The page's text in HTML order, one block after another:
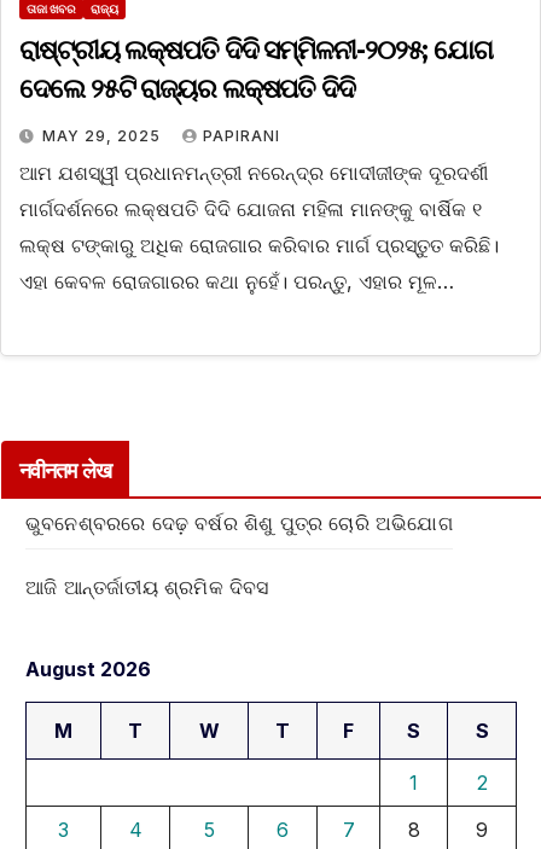
ତାଜା ଖବର ରାଜ୍ୟ
ରାଷ୍ଟ୍ରୀୟ ଲକ୍ଷପତି ଦିଦି ସମ୍ମିଳନୀ-୨୦୨୫; ଯୋଗ
ଦେଲେ ୨୫ଟି ରାଜ୍ୟର ଲକ୍ଷପତି ଦିଦି
MAY 29, 2025 PAPIRANI
ଆମ ଯଶସ୍ୱୀ ପ୍ରଧାନମନ୍ତ୍ରୀ ନରେନ୍ଦ୍ର ମୋଦୀଜୀଙ୍କ ଦୂରଦର୍ଶୀ
ମାର୍ଗଦର୍ଶନରେ ଲକ୍ଷପତି ଦିଦି ଯୋଜନା ମହିଳା ମାନଙ୍କୁ ବାର୍ଷିକ ୧
ଲକ୍ଷ ଟଙ୍କାରୁ ଅଧିକ ରୋଜଗାର କରିବାର ମାର୍ଗ ପ୍ରସ୍ତୁତ କରିଛି।
ଏହା କେବଳ ରୋଜଗାରର କଥା ନୁହେଁ। ପରନ୍ତୁ, ଏହାର ମୂଳ…
नवीनतम लेख
ଭୁବନେଶ୍ବରରେ ଦେଢ଼ ବର୍ଷର ଶିଶୁ ପୁତ୍ର ଚୋରି ଅଭିଯୋଗ
ଆଜି ଆନ୍ତର୍ଜାତୀୟ ଶ୍ରମିକ ଦିବସ
August 2026
M T W T F S S
1
2
3
4 5 6 7 8
9